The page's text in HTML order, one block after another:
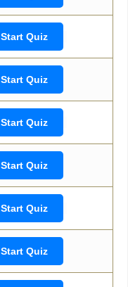
Start Quiz
Start Quiz
Start Quiz
Start Quiz
Start Quiz
Start Quiz